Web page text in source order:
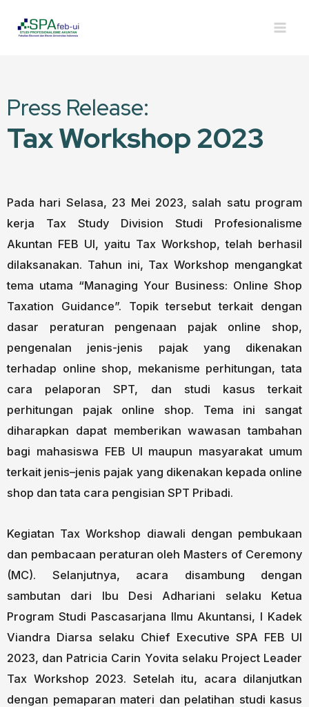
Press Release:
Tax Workshop 2023
Pada hari Selasa, 23 Mei 2023, salah satu program
kerja Tax Study Division Studi Profesionalisme
Akuntan FEB UI, yaitu Tax Workshop, telah berhasil
dilaksanakan. Tahun ini, Tax Workshop mengangkat
tema utama “Managing Your Business: Online Shop
Taxation Guidance”. Topik tersebut terkait dengan
dasar peraturan pengenaan pajak online shop,
pengenalan jenis-jenis pajak yang dikenakan
terhadap online shop, mekanisme perhitungan, tata
cara pelaporan SPT, dan studi kasus terkait
perhitungan pajak online shop. Tema ini sangat
diharapkan dapat memberikan wawasan tambahan
bagi mahasiswa FEB UI maupun masyarakat umum
terkait jenis–jenis pajak yang dikenakan kepada online
shop dan tata cara pengisian SPT Pribadi.
Kegiatan Tax Workshop diawali dengan pembukaan
dan pembacaan peraturan oleh Masters of Ceremony
(MC). Selanjutnya, acara disambung dengan
sambutan dari Ibu Desi Adhariani selaku Ketua
Program Studi Pascasarjana Ilmu Akuntansi, I Kadek
Viandra Diarsa selaku Chief Executive SPA FEB UI
2023, dan Patricia Carin Yovita selaku Project Leader
Tax Workshop 2023. Setelah itu, acara dilanjutkan
dengan pemaparan materi dan pelatihan studi kasus